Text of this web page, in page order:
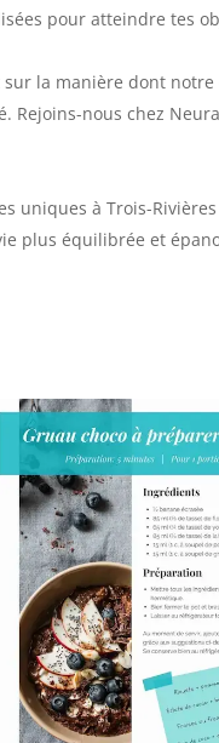
pour atteindre tes
la manière dont
nous chez
uniques à Trois-
plus équilibrée et